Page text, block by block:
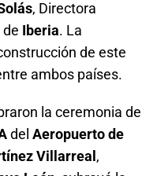
, Directora
de Iberia. La
de este
ambos países.
la ceremonia de
del Aeropuerto de
Villarreal ,